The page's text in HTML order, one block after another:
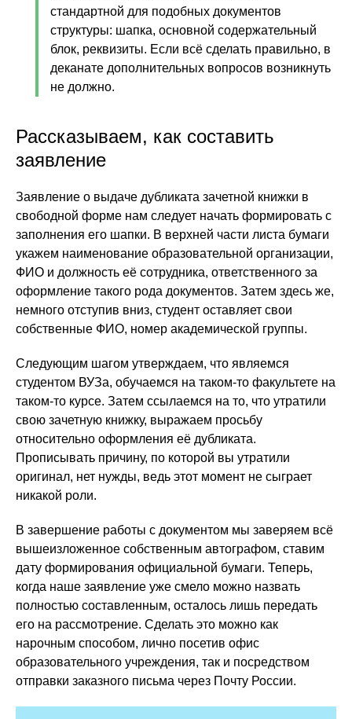
стандартной для подобных документов
структуры: шапка, основной содержательный
блок, реквизиты. Если всё сделать правильно, в
деканате дополнительных вопросов возникнуть
не должно.
Рассказываем, как составить
заявление
Заявление о выдаче дубликата зачетной книжки в
свободной форме нам следует начать формировать с
заполнения его шапки. В верхней части листа бумаги
укажем наименование образовательной организации,
ФИО и должность её сотрудника, ответственного за
оформление такого рода документов. Затем здесь же,
немного отступив вниз, студент оставляет свои
собственные ФИО, номер академической группы.
Следующим шагом утверждаем, что являемся
студентом ВУЗа, обучаемся на таком-то факультете на
таком-то курсе. Затем ссылаемся на то, что утратили
свою зачетную книжку, выражаем просьбу
относительно оформления её дубликата.
Прописывать причину, по которой вы утратили
оригинал, нет нужды, ведь этот момент не сыграет
никакой роли.
В завершение работы с документом мы заверяем всё
вышеизложенное собственным автографом, ставим
дату формирования официальной бумаги. Теперь,
когда наше заявление уже смело можно назвать
полностью составленным, осталось лишь передать
его на рассмотрение. Сделать это можно как
нарочным способом, лично посетив офис
образовательного учреждения, так и посредством
отправки заказного письма через Почту России.